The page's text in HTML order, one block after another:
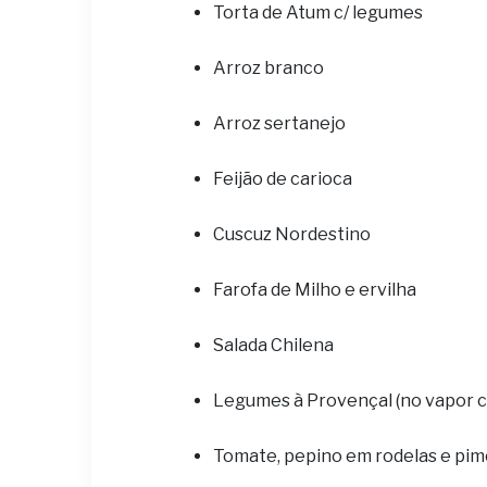
Torta de Atum c/ legumes
Arroz branco
Arroz sertanejo
Feijão de carioca
Cuscuz Nordestino
Farofa de Milho e ervilha
Salada Chilena
Legumes à Provençal (no vapor
Tomate, pepino em rodelas e